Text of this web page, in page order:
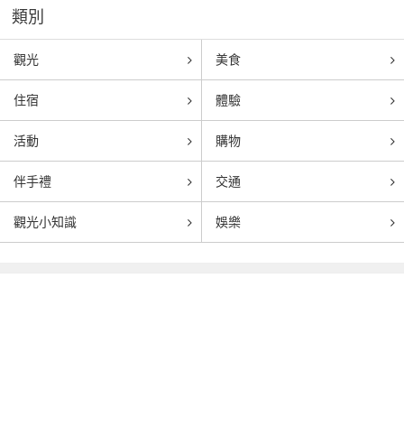
類別
觀光 美食
住宿 體驗
活動 購物
伴手禮 交通
觀光小知識 娛樂